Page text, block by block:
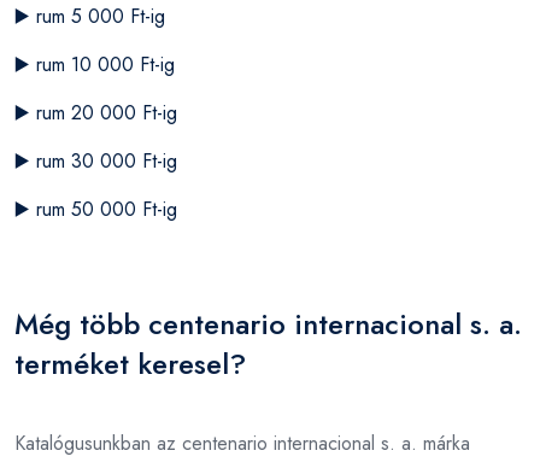
▶️ rum 5 000 Ft-ig
▶️ rum 10 000 Ft-ig
▶️ rum 20 000 Ft-ig
▶️ rum 30 000 Ft-ig
▶️ rum 50 000 Ft-ig
Még több centenario internacional s. a.
terméket keresel?
Katalógusunkban az centenario internacional s. a. márka